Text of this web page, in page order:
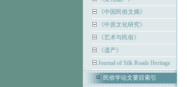
《中国民俗文摘》
《中原文化研究》
《艺术与民俗》
《遗产》
Journal of Silk Roads Heritage
民俗学论文要目索引